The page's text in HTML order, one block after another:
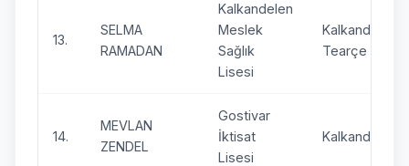
13.
SELMA
RAMADAN
Kalkandelen
Meslek
Sağlık
Lisesi
Kalkandelen-
Tearçe
14.
MEVLAN
ZENDEL
Gostivar
İktisat
Lisesi
Kalkandelen